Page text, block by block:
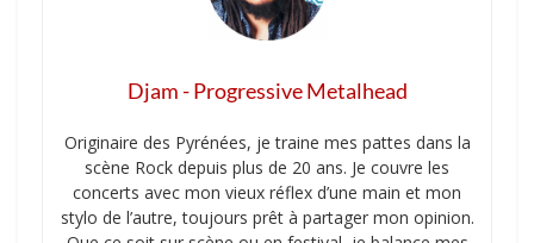
Djam - Progressive Metalhead
Originaire des Pyrénées, je traine mes pattes dans la
scène Rock depuis plus de 20 ans. Je couvre les
concerts avec mon vieux réflex d’une main et mon
stylo de l’autre, toujours prêt à partager mon opinion.